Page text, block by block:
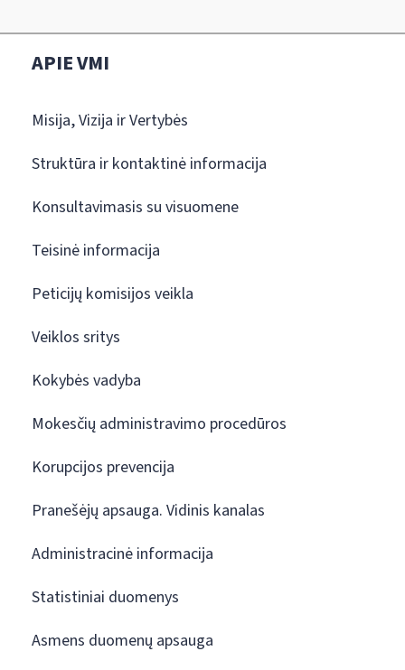
APIE VMI
Misija, Vizija ir Vertybės
Struktūra ir kontaktinė informacija
Konsultavimasis su visuomene
Teisinė informacija
Peticijų komisijos veikla
Veiklos sritys
Kokybės vadyba
Mokesčių administravimo procedūros
Korupcijos prevencija
Pranešėjų apsauga. Vidinis kanalas
Administracinė informacija
Statistiniai duomenys
Asmens duomenų apsauga